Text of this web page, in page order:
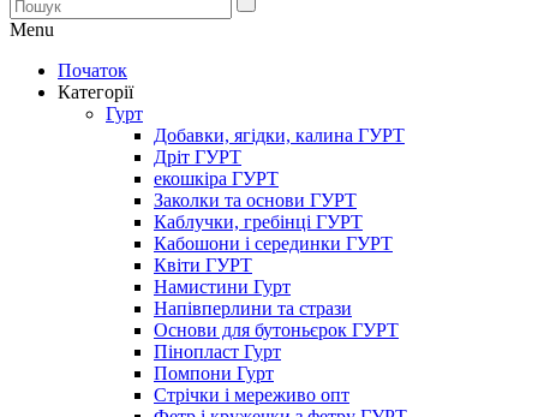
Menu
Початок
Категорії
Гурт
Добавки, ягідки, калина ГУРТ
Дріт ГУРТ
екошкіра ГУРТ
Заколки та основи ГУРТ
Каблучки, гребінці ГУРТ
Кабошони і серединки ГУРТ
Квіти ГУРТ
Намистини Гурт
Напівперлини та стрази
Основи для бутоньєрок ГУРТ
Пінопласт Гурт
Помпони Гурт
Стрічки і мереживо опт